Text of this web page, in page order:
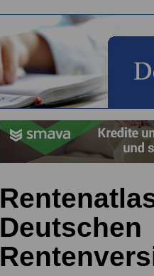
Deutschen